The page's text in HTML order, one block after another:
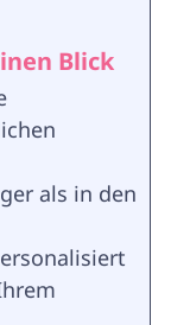
Blick
als in den